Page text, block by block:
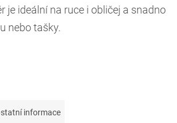
je ideální na ruce i obličej a snadno
nebo tašky.
informace